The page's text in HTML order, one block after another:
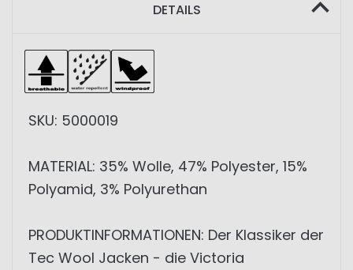
DETAILS
SKU: 5000019
MATERIAL: 35% Wolle, 47% Polyester, 15%
Polyamid, 3% Polyurethan
PRODUKTINFORMATIONEN: Der Klassiker der
Tec Wool Jacken - die Victoria